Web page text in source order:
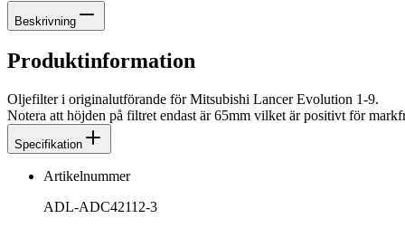
Beskrivning
Produktinformation
Oljefilter i originalutförande för Mitsubishi Lancer Evolution 1-9.
Notera att höjden på filtret endast är 65mm vilket är positivt för
Specifikation
Artikelnummer
ADL-ADC42112-3